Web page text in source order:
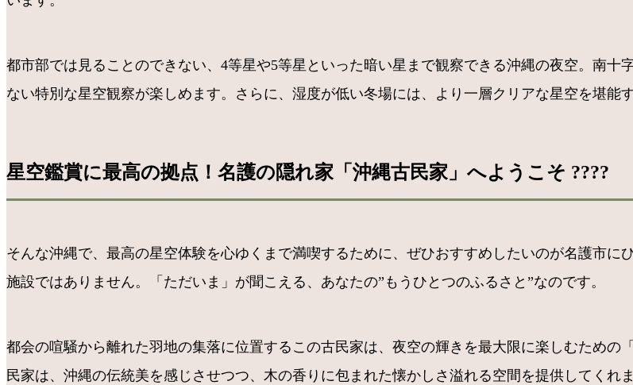
都市部では見ることのできない、4等星や5等星といった暗い星まで観察できる沖縄の夜空。南十
ない特別な星空観察が楽しめます。さらに、湿度が低い冬場には、より一層クリアな星空を堪能
星空鑑賞に最高の拠点！名護の隠れ家「沖縄古民家」へようこそ ????
そんな沖縄で、最高の星空体験を心ゆくまで満喫するために、ぜひおすすめしたいのが名護市
施設ではありません。「ただいま」が聞こえる、あなたの”もうひとつのふるさと”なのです。
都会の喧騒から離れた羽地の集落に位置するこの古民家は、夜空の輝きを最大限に楽しむため
民家は、沖縄の伝統美を感じさせつつ、木の香りに包まれた懐かしさ溢れる空間を提供してくれま